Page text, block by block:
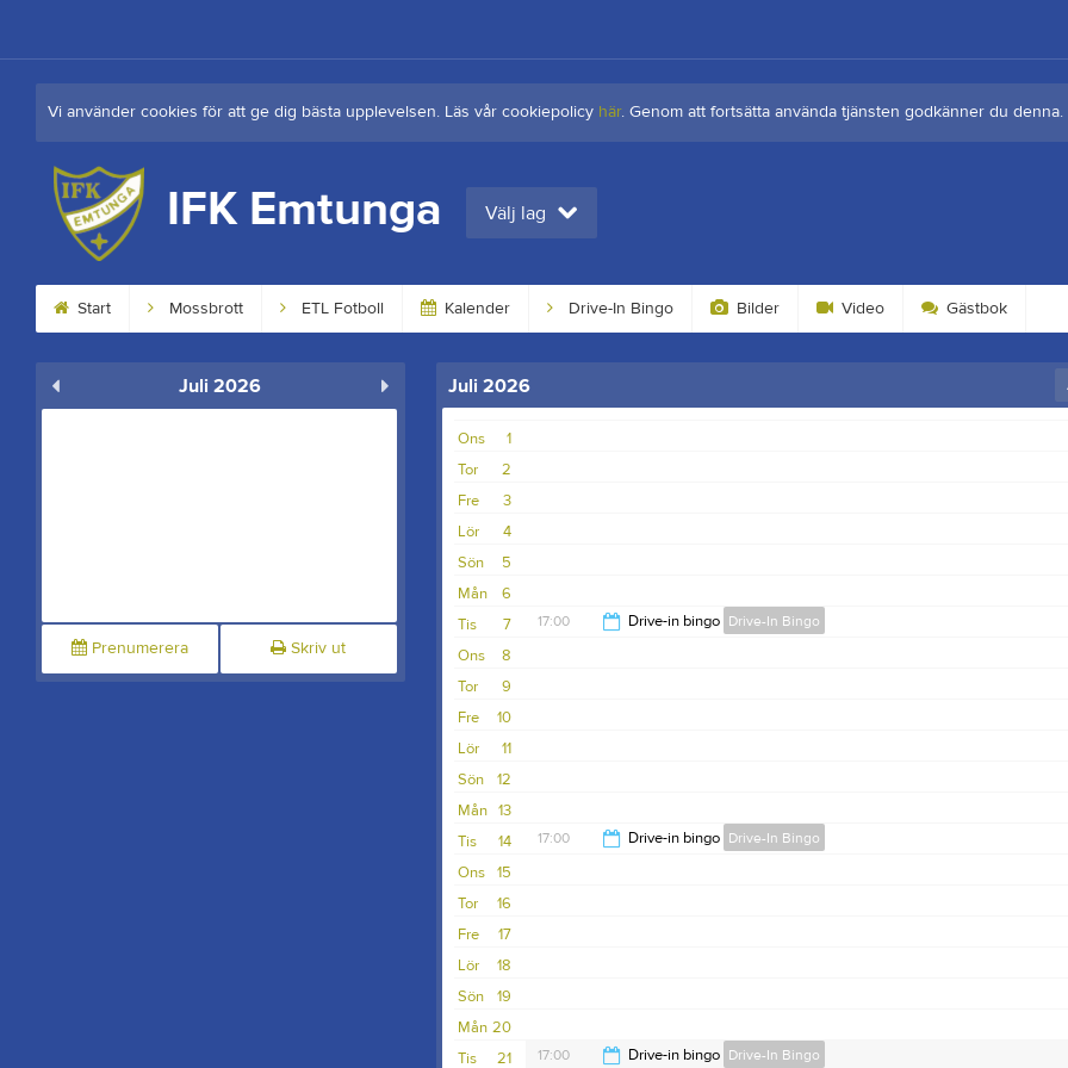
Vi använder cookies för att ge dig bästa upplevelsen. Läs vår cookiepolicy här. Genom att fortsätta använda tjänsten godkänner du denna.
IFK Emtunga Välj lag
Start Mossbrott ETL Fotboll Kalender Drive-In Bingo Bilder Video Gästbok
Juli 2026
Prenumerera Skriv ut
Juli 2026
1
Ons
2
Tor
3
Fre
4
Lör
5
Sön
6
Mån
7
Tis 17:00 Drive-in bingo Drive-In Bingo
8
Ons
9
Tor
10
Fre
11
Lör
12
Sön
13
Mån
14
Tis 17:00 Drive-in bingo Drive-In Bingo
15
Ons
16
Tor
17
Fre
18
Lör
19
Sön
20
Mån
21
Tis 17:00 Drive-in bingo Drive-In Bingo